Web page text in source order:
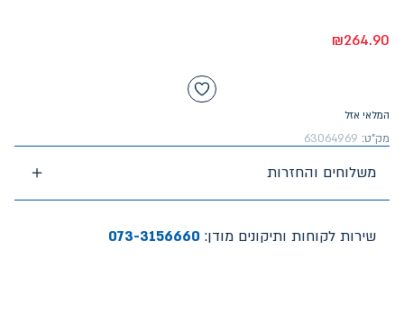
₪264.90
המלאי אזל
מק"ט: 63064969
משלוחים והחזרות
שירות לקוחות ותיקונים מודן: 073-3156660